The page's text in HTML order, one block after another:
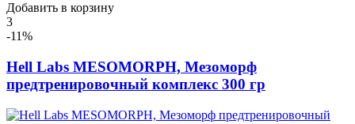
Добавить в корзину
3
-11%
Hell Labs MESOMORPH, Мезоморф
предтренировочный комплекс 300 гр